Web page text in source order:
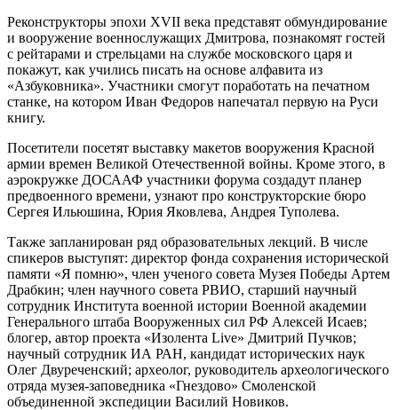
Реконструкторы эпохи XVII века представят обмундирование
и вооружение военнослужащих Дмитрова, познакомят гостей
с рейтарами и стрельцами на службе московского царя и
покажут, как учились писать на основе алфавита из
«Азбуковника». Участники смогут поработать на печатном
станке, на котором Иван Федоров напечатал первую на Руси
книгу.
Посетители посетят выставку макетов вооружения Красной
армии времен Великой Отечественной войны. Кроме этого, в
аэрокружке ДОСААФ участники форума создадут планер
предвоенного времени, узнают про конструкторские бюро
Сергея Ильюшина, Юрия Яковлева, Андрея Туполева.
Также запланирован ряд образовательных лекций. В числе
спикеров выступят: директор фонда сохранения исторической
памяти «Я помню», член ученого совета Музея Победы Артем
Драбкин; член научного совета РВИО, старший научный
сотрудник Института военной истории Военной академии
Генерального штаба Вооруженных сил РФ Алексей Исаев;
блогер, автор проекта «Изолента Live» Дмитрий Пучков;
научный сотрудник ИА РАН, кандидат исторических наук
Олег Двуреченский; археолог, руководитель археологического
отряда музея-заповедника «Гнездово» Смоленской
объединенной экспедиции Василий Новиков.